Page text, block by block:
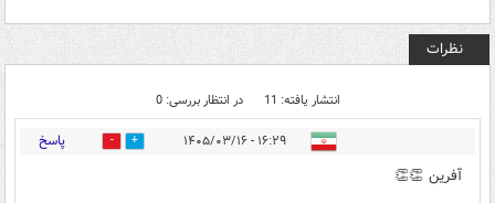
نظرات
انتشار یافته: 11 در انتظار بررسی: 0
۱۶:۲۹ - ۱۴۰۵/۰۳/۱۶ 9 پاسخ
آفرین 👏👏